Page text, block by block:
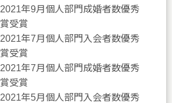
2021年9月個人部門成婚者数優秀
賞受賞
2021年7月個人部門入会者数優秀
賞受賞
2021年7月個人部門成婚者数優秀
賞受賞
2021年5月個人部門入会者数優秀